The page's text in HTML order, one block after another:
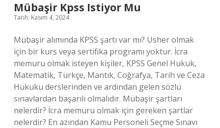
Mübaşir Kpss Istiyor Mu
Tarih: Kasım 4, 2024
Mübaşir alımında KPSS şartı var mı? Usher olmak
için bir kurs veya sertifika programı yoktur. İcra
memuru olmak isteyen kişiler, KPSS Genel Hukuk,
Matematik, Türkçe, Mantık, Coğrafya, Tarih ve Ceza
Hukuku derslerinden ve ardından gelen sözlü
sınavlardan başarılı olmalıdır. Mübaşir şartları
nelerdir? İcra memuru olmak için gereken şartlar
nelerdir? En azından Kamu Personeli Seçme Sınavı